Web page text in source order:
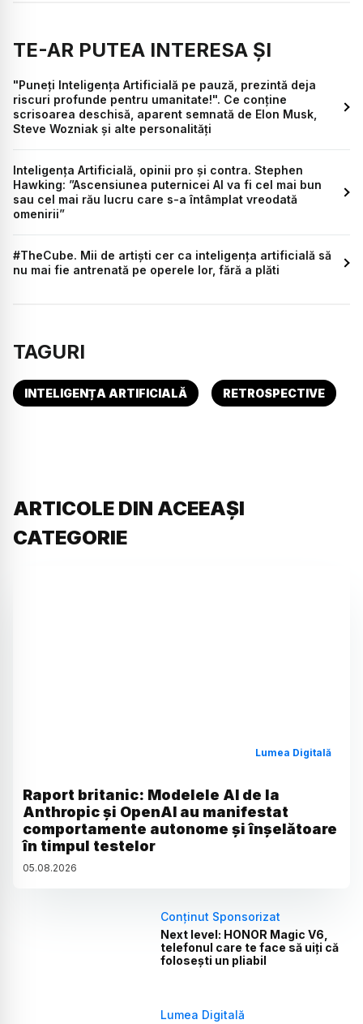
TE-AR PUTEA INTERESA ȘI
"Puneți Inteligența Artificială pe pauză, prezintă deja
riscuri profunde pentru umanitate!". Ce conține
scrisoarea deschisă, aparent semnată de Elon Musk,
Steve Wozniak și alte personalități
Inteligența Artificială, opinii pro și contra. Stephen
Hawking: ”Ascensiunea puternicei AI va fi cel mai bun
sau cel mai rău lucru care s-a întâmplat vreodată
omenirii”
#TheCube. Mii de artişti cer ca inteligența artificială să
nu mai fie antrenată pe operele lor, fără a plăti
TAGURI
INTELIGENȚA ARTIFICIALĂ RETROSPECTIVE
ARTICOLE DIN ACEEAȘI
CATEGORIE
Lumea Digitală
Raport britanic: Modelele AI de la
Anthropic și OpenAI au manifestat
comportamente autonome și înșelătoare
în timpul testelor
05.08.2026
Conținut Sponsorizat
Next level: HONOR Magic V6,
telefonul care te face să uiți că
folosești un pliabil
Lumea Digitală